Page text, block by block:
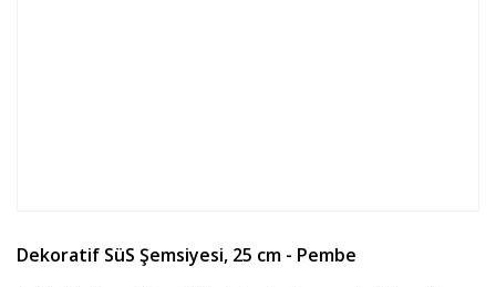
Dekoratif SüS Şemsiyesi, 25 cm - Pembe